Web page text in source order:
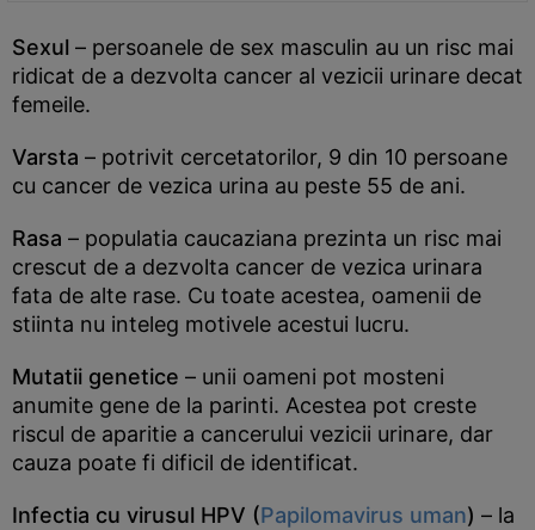
Sexul – persoanele de sex masculin au un risc mai
ridicat de a dezvolta cancer al vezicii urinare decat
femeile.
Varsta – potrivit cercetatorilor, 9 din 10 persoane
cu cancer de vezica urina au peste 55 de ani.
Rasa – populatia caucaziana prezinta un risc mai
crescut de a dezvolta cancer de vezica urinara
fata de alte rase. Cu toate acestea, oamenii de
stiinta nu inteleg motivele acestui lucru.
Mutatii genetice – unii oameni pot mosteni
anumite gene de la parinti. Acestea pot creste
riscul de aparitie a cancerului vezicii urinare, dar
cauza poate fi dificil de identificat.
Infectia cu virusul HPV (Papilomavirus uman) – la